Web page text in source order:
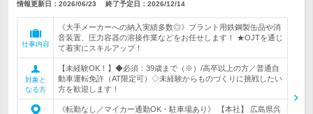
情報更新日：2026/06/23 終了予定日： 2026/12/14
仕事内容
《大手メーカーへの納入実績多数◎》プラント用鉄鋼製缶品や消
音装置、圧力容器の溶接作業などをお任せします！ ★OJTを通じ
て着実にスキルアップ！
対象と
なる方
【未経験OK！】◆必須：39歳まで（※）/高卒以上の方／普通自
動車運転免許（AT限定可）◇未経験からものづくりに挑戦したい
方を歓迎します！
《転勤なし／マイカー通勤OK・駐車場あり》 【本社】 広島県呉